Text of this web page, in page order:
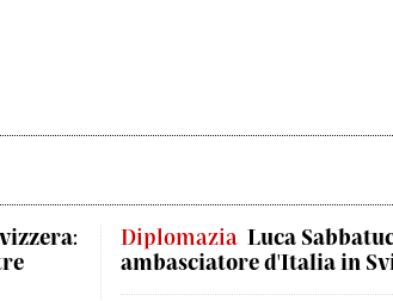
Diplomazia Luca
ambasciatore d'Italia in